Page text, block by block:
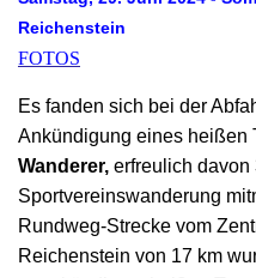
Reichenstein
FOTOS
Es fanden sich bei der
Ankündigung eines heißen
Wanderer, erfreulich davon
Sportvereinswanderung
Rundweg-Strecke vom
Reichenstein von 17 km